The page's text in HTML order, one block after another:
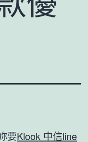
要Klook 中信line